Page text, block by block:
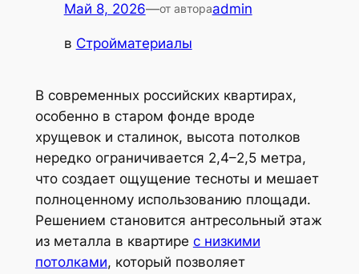
Май 8, 2026—от автораadmin
в Стройматериалы
В современных российских квартирах,
особенно в старом фонде вроде
хрущевок и сталинок, высота потолков
нередко ограничивается 2,4–2,5 метра,
что создает ощущение тесноты и мешает
полноценному использованию площади.
Решением становится антресольный этаж
из металла в квартире с низкими
потолками, который позволяет